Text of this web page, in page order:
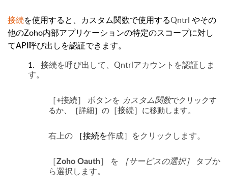
接続を使用すると、カスタム関数で使用するQntrl やその
他のZoho内部アプリケーションの特定のスコープに対し
てAPI呼び出しを認証できます。
1.
接続を呼び出して、Qntrlアカウントを認証しま
す。
［+接続］ ボタンを カスタム関数でクリックす
るか、［詳細］の ［接続］ に移動します。
右上の ［接続を作成］ をクリックします。
［Zoho Oauth］ を ［サービスの選択］
タブか
ら選択します。